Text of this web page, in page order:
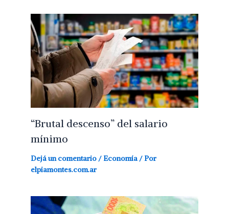
“Brutal descenso” del salario
mínimo
Dejá un comentario / Economía / Por
elpiamontes.com.ar